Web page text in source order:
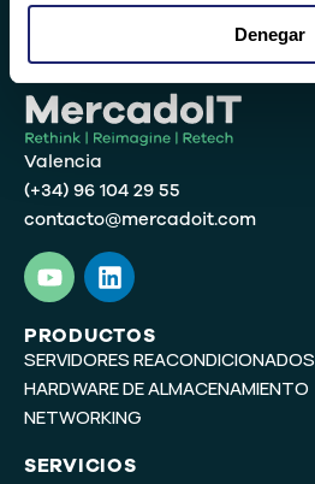
Denegar
Valencia
(+34) 96 104 29 55
contacto@mercadoit.com
Y
o
u
t
u
b
e
L
i
n
k
e
d
i
PRODUCTOS
SERVIDORES REACONDICIONADOS
HARDWARE DE ALMACENAMIENTO
NETWORKING
SERVICIOS